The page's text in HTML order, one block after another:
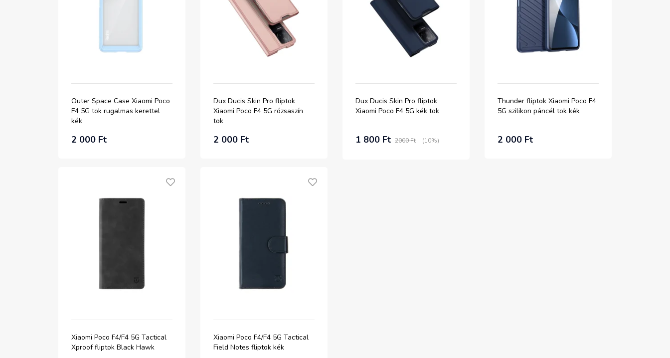
Outer Space Case Xiaomi Poco
F4 5G tok rugalmas kerettel
kék
2 000 Ft
Dux Ducis Skin Pro fliptok
Xiaomi Poco F4 5G rózsaszín
tok
2 000 Ft
Dux Ducis Skin Pro fliptok
Xiaomi Poco F4 5G kék tok
1 800 Ft 2000 Ft (10%)
Thunder fliptok Xiaomi Poco F4
5G szilikon páncél tok kék
2 000 Ft
Xiaomi Poco F4/F4 5G Tactical
Xproof fliptok Black Hawk
Xiaomi Poco F4/F4 5G Tactical
Field Notes fliptok kék